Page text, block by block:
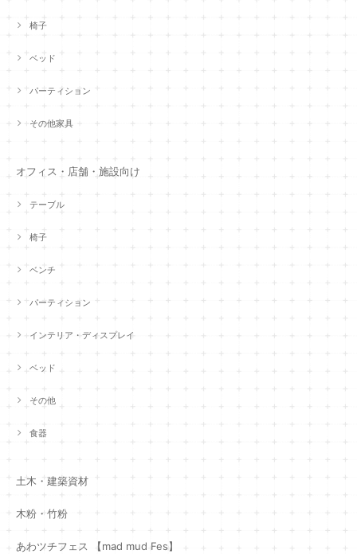
椅子
ベッド
パーティション
その他家具
オフィス・店舗・施設向け
テーブル
椅子
ベンチ
パーティション
インテリア・ディスプレイ
ベッド
その他
食器
土木・建築資材
木粉・竹粉
あわツチフェス 【mad mud Fes】